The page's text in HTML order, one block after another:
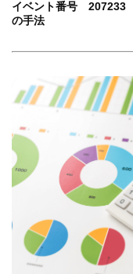
イベント番号 207233
の手法